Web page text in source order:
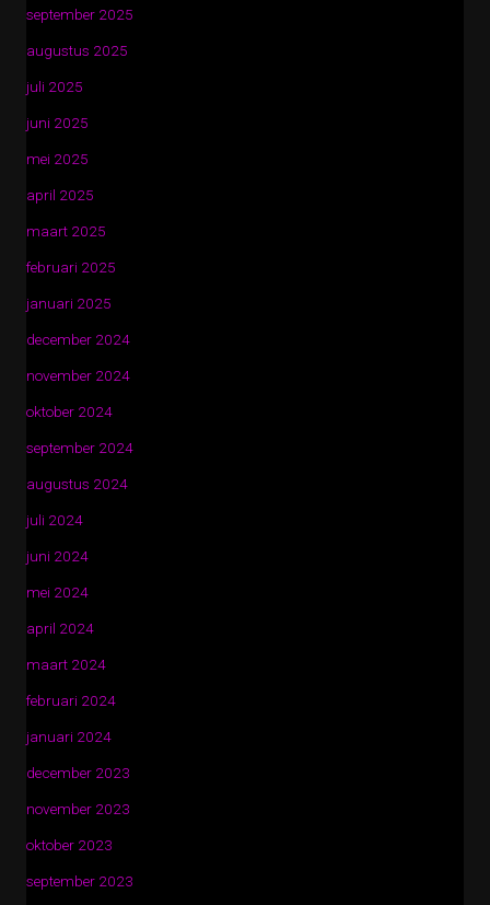
september 2025
augustus 2025
juli 2025
juni 2025
mei 2025
april 2025
maart 2025
februari 2025
januari 2025
december 2024
november 2024
oktober 2024
september 2024
augustus 2024
juli 2024
juni 2024
mei 2024
april 2024
maart 2024
februari 2024
januari 2024
december 2023
november 2023
oktober 2023
september 2023